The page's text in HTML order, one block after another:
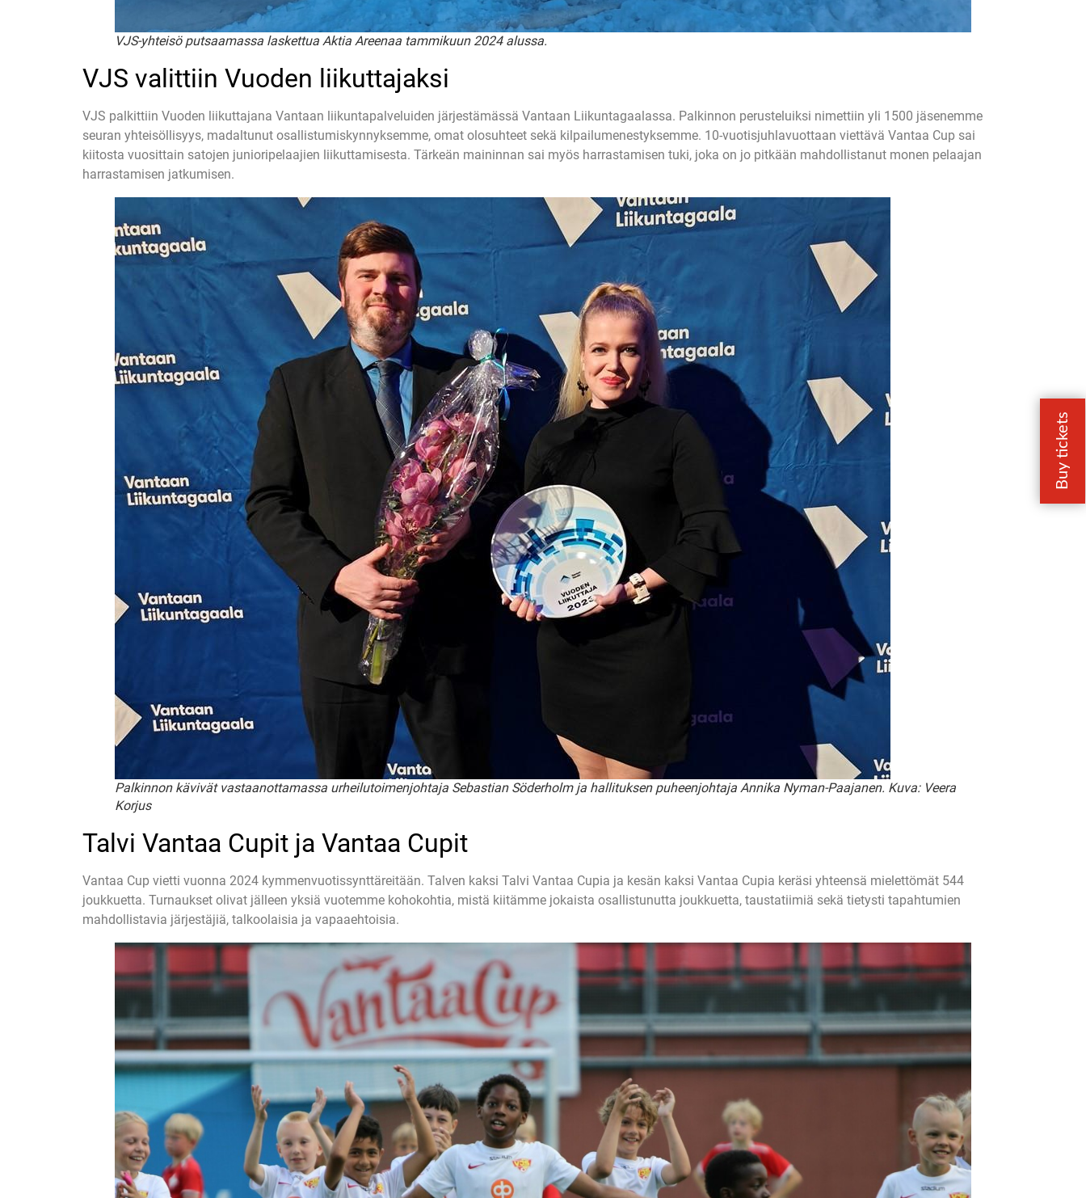
VJS-yhteisö putsaamassa laskettua Aktia Areenaa tammikuun 2024 alussa.
VJS valittiin Vuoden liikuttajaksi
VJS palkittiin Vuoden liikuttajana Vantaan liikuntapalveluiden järjestämässä Vantaan Liikuntagaalassa. Palkinnon perusteluiksi nimettiin yli 1500 jäsenemme
seuran yhteisöllisyys, madaltunut osallistumiskynnyksemme, omat olosuhteet sekä kilpailumenestyksemme. 10-vuotisjuhlavuottaan viettävä Vantaa Cup sai
kiitosta vuosittain satojen junioripelaajien liikuttamisesta. Tärkeän maininnan sai myös harrastamisen tuki, joka on jo pitkään mahdollistanut monen pelaajan
harrastamisen jatkumisen.
Palkinnon kävivät vastaanottamassa urheilutoimenjohtaja Sebastian Söderholm ja hallituksen puheenjohtaja Annika Nyman-Paajanen. Kuva: Veera
Korjus
Talvi Vantaa Cupit ja Vantaa Cupit
Vantaa Cup vietti vuonna 2024 kymmenvuotissynttäreitään. Talven kaksi Talvi Vantaa Cupia ja kesän kaksi Vantaa Cupia keräsi yhteensä mielettömät 544
joukkuetta. Turnaukset olivat jälleen yksiä vuotemme kohokohtia, mistä kiitämme jokaista osallistunutta joukkuetta, taustatiimiä sekä tietysti tapahtumien
mahdollistavia järjestäjiä, talkoolaisia ja vapaaehtoisia.